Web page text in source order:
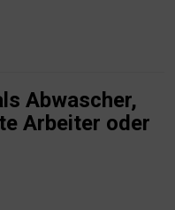
Abwascher,
Arbeiter oder